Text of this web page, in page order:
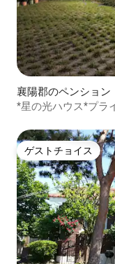
襄陽郡のペンション
*星の光ハウス*プライベ
ゲストチョイス
ゲストチョイス